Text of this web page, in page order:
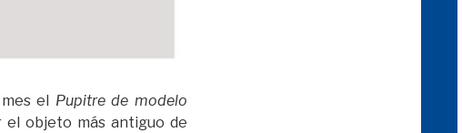
el Pupitre de modelo
el objeto más antiguo de